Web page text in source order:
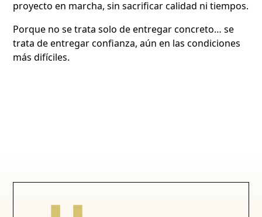
proyecto en marcha, sin sacrificar calidad ni tiempos.
Porque no se trata solo de entregar concreto… se
trata de entregar confianza, aún en las condiciones
más difíciles.